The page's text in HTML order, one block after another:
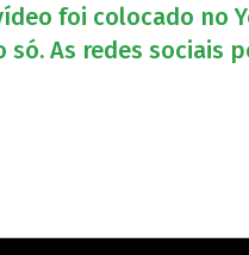
foi colocado no
só. As redes sociais